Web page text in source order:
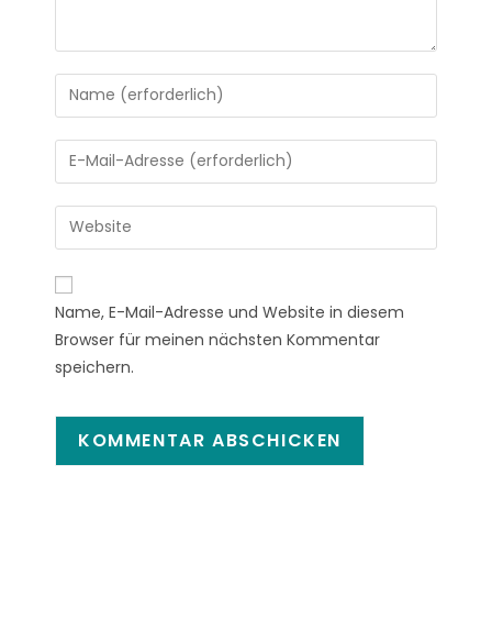
Name, E-Mail-Adresse und Website in diesem
Browser für meinen nächsten Kommentar
speichern.